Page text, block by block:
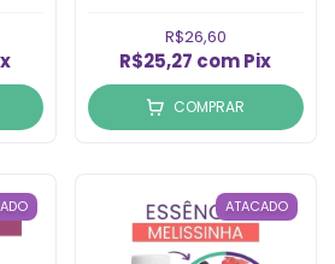
R$26,60
R$25,27 comPix
COMPRAR
ATACADO